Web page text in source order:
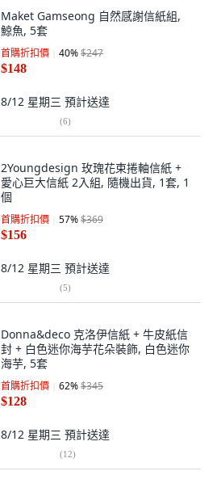
Maket Gamseong 自然感謝信紙組,
鯨魚, 5套
首購折扣價 40%$247
$148
8/12 星期三 預計送達
(6)
2Youngdesign 玫瑰花束捲軸信紙 +
愛心巨大信紙 2入組, 隨機出貨, 1套, 1
個
首購折扣價 57%$369
$156
8/12 星期三 預計送達
(5)
Donna&deco 克洛伊信紙 + 牛皮紙信
封 + 白色迷你海芋花朵裝飾, 白色迷你
海芋, 5套
首購折扣價 62%$345
$128
8/12 星期三 預計送達
(12)